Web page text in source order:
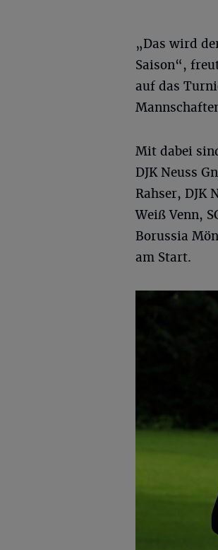
„Das wird
Saison“,
auf das
Mit dabei
DJK Neuss
Rahser, DJK
Weiß Venn,
Borussia
am Start.